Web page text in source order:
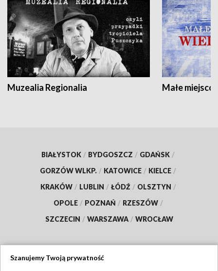
Muzealia Regionalia Małe
BIAŁYSTOK / BYDGOSZCZ / GDAŃSK /
GORZÓW WLKP. / KATOWICE / KIELCE /
KRAKÓW / LUBLIN / ŁÓDŹ / OLSZTYN /
OPOLE / POZNAŃ / RZESZÓW /
SZCZECIN / WARSZAWA / WROCŁAW
Szanujemy Twoją prywatność